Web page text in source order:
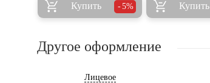
Купить 5% Купить
Другое оформление
Лицевое